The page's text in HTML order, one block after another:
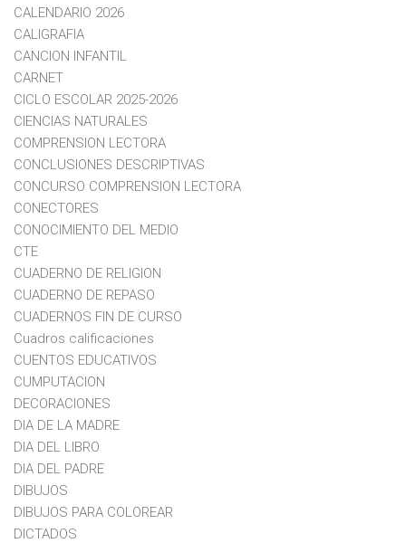
CALENDARIO 2026
CALIGRAFIA
CANCION INFANTIL
CARNET
CICLO ESCOLAR 2025-2026
CIENCIAS NATURALES
COMPRENSION LECTORA
CONCLUSIONES DESCRIPTIVAS
CONCURSO COMPRENSION LECTORA
CONECTORES
CONOCIMIENTO DEL MEDIO
CTE
CUADERNO DE RELIGION
CUADERNO DE REPASO
CUADERNOS FIN DE CURSO
Cuadros calificaciones
CUENTOS EDUCATIVOS
CUMPUTACION
DECORACIONES
DIA DE LA MADRE
DIA DEL LIBRO
DIA DEL PADRE
DIBUJOS
DIBUJOS PARA COLOREAR
DICTADOS